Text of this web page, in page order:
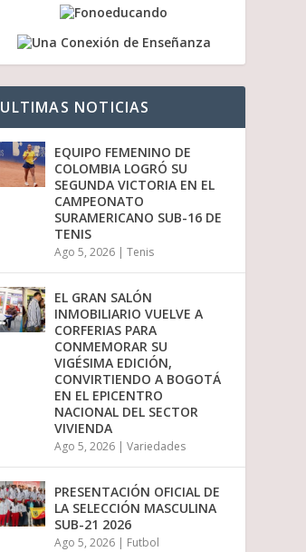
a
p
a
u
m
n
r
i
n
i
e
l
o
l
ULTIMAS NOTICIAS
EQUIPO FEMENINO DE
COLOMBIA LOGRÓ SU
SEGUNDA VICTORIA EN EL
CAMPEONATO
SURAMERICANO SUB-16 DE
TENIS
Ago 5, 2026 |Tenis
EL GRAN SALÓN
INMOBILIARIO VUELVE A
CORFERIAS PARA
CONMEMORAR SU
VIGÉSIMA EDICIÓN,
CONVIRTIENDO A BOGOTÁ
EN EL EPICENTRO
NACIONAL DEL SECTOR
VIVIENDA
Ago 5, 2026 |Variedades
PRESENTACIÓN OFICIAL DE
LA SELECCIÓN MASCULINA
SUB-21 2026
Ago 5, 2026 | Futbol